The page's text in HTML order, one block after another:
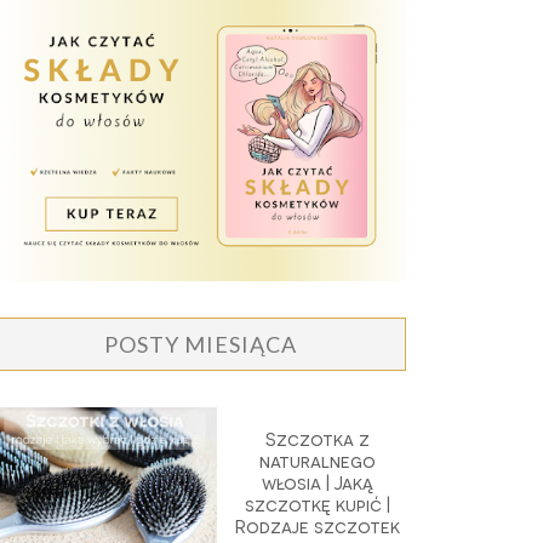
POSTY MIESIĄCA
Szczotka z
naturalnego
włosia | Jaką
szczotkę kupić |
Rodzaje szczotek